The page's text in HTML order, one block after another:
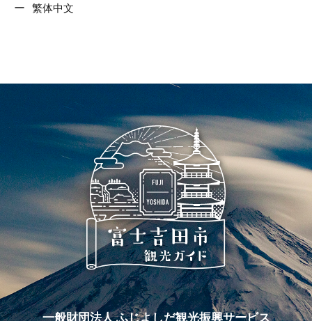
繁体中文
一般財団法人 ふじよしだ観光振興サービス